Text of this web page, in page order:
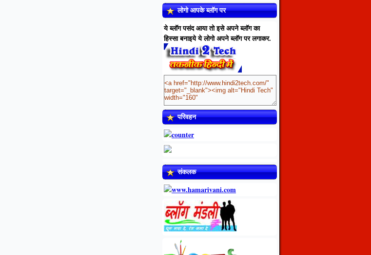
लोगो आपके ब्लॉग पर
ये ब्लॉग पसंद आया तो इसे अपने ब्लॉग का
हिस्सा बनाइये ये लोगो अपने ब्लॉग पर लगाकर.
परिवहन
संकलक